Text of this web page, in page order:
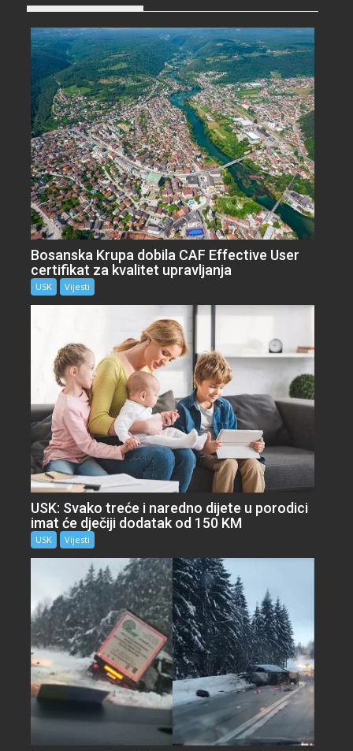
Bosanska Krupa dobila CAF Effective User
certifikat za kvalitet upravljanja
USK Vijesti
USK: Svako treće i naredno dijete u porodici
imat će dječiji dodatak od 150 KM
USK Vijesti